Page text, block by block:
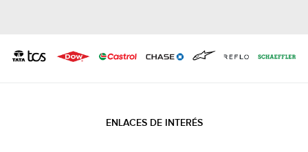
ENLACES DE INTERÉS